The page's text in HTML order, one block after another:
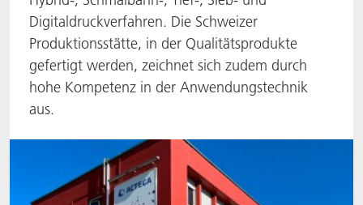
Digitaldruckverfahren. Die Schweizer
Produktionsstätte, in der Qualitätsprodukte
gefertigt werden, zeichnet sich zudem durch
hohe Kompetenz in der Anwendungstechnik
aus.
ACTNext
BlisterKote
FoodClass
MotionCoat
Let's ACT
FAQ
ACTEGA Rhenacoat
ACTEGA Schmid Rhyner